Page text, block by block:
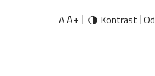
AA+ Kontrast